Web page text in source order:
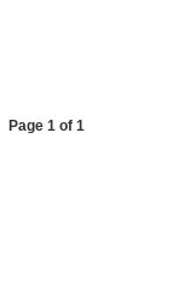
Page 1 of 1